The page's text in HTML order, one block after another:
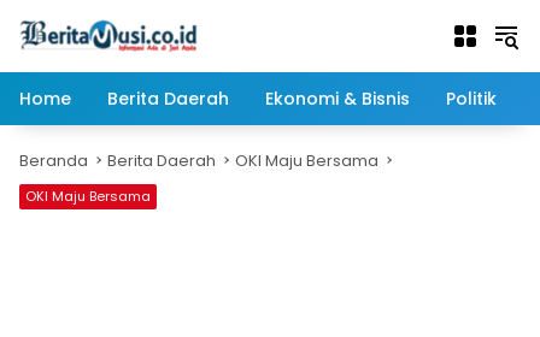
Home
Berita Daerah Ekonomi & Bisnis Politik
Beranda Berita Daerah OKI Maju Bersama
OKI Maju Bersama